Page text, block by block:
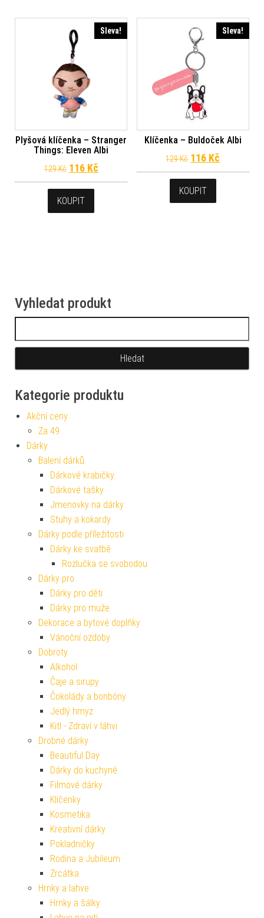
Sleva!
Plyšová klíčenka – Stranger
Things: Eleven Albi
129Kč Původní cena byla: 129 Kč.
116 KčAktuální cena je: 116 Kč.
KOUPIT
Sleva!
Klíčenka – Buldoček Albi
129Kč Původní cena
116 Kč
KOUPIT
Vyhledat produkt
Kategorie produktu
Akční ceny
Za 49
Dárky
Balení dárků
Dárkové krabičky
Dárkové tašky
Jmenovky na dárky
Stuhy a kokardy
Dárky podle příležitosti
Dárky ke svatbě
Rozlučka se svobodou
Dárky pro
Dárky pro děti
Dárky pro muže
Dekorace a bytové doplňky
Vánoční ozdoby
Dobroty
Alkohol
Čaje a sirupy
Čokolády a bonbóny
Jedlý hmyz
Kitl - Zdraví v láhvi
Drobné dárky
Beautiful Day
Dárky do kuchyně
Filmové dárky
Klíčenky
Kosmetika
Kreativní dárky
Pokladničky
Rodina a Jubileum
Zrcátka
Hrnky a lahve
Hrnky a šálky